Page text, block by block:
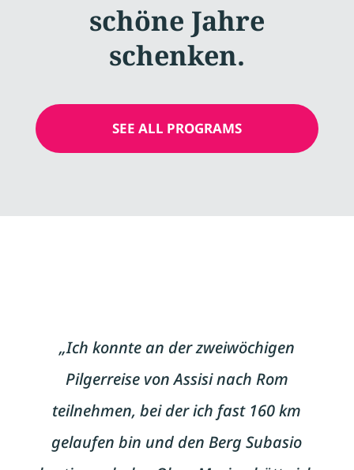
schöne Jahre
schenken.
SEE ALL PROGRAMS
„Ich konnte an der zweiwöchigen
Pilgerreise von Assisi nach Rom
teilnehmen, bei der ich fast 160 km
gelaufen bin und den Berg Subasio